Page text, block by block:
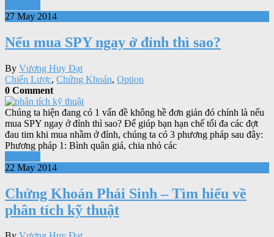
27 May 2014
Nếu mua SPY ngay ở đỉnh thì sao?
By Vương Huy Đạt
Chiến Lược, Chứng Khoán, Option
0 Comment
Chúng ta hiện đang có 1 vấn đề không hề đơn giản đó chính là nếu
mua SPY ngay ở đỉnh thì sao? Để giúp bạn hạn chế tối đa các đợt
đau tim khi mua nhầm ở đỉnh, chúng ta có 3 phương pháp sau đây:
Phương pháp 1: Bình quân giá, chia nhỏ các
22 May 2014
Chứng Khoán Phái Sinh – Tìm hiểu về
phân tích kỹ thuật